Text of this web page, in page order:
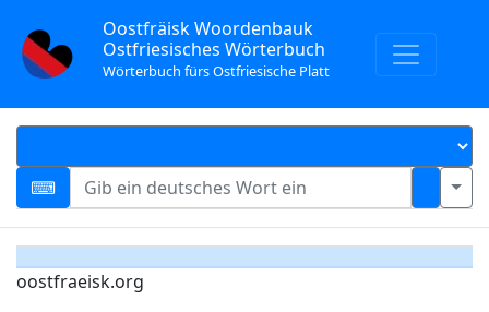
Oostfräisk Woordenbauk
Ostfriesisches Wörterbuch
Wörterbuch fürs Ostfriesische Platt
oostfraeisk.org